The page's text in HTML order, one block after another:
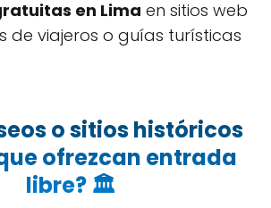
en Lima en sitios web
de viajeros o guías turísticas
o sitios históricos
ofrezcan entrada
libre? 🏛️